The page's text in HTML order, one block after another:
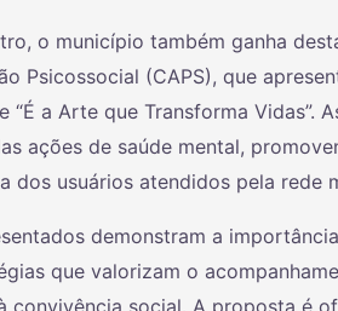
o município também ganha
Psicossocial (CAPS), que
“É a Arte que Transforma Vidas”.
ações de saúde mental,
dos usuários atendidos pela rede
demonstram a
que valorizam o
convivência social. A proposta é